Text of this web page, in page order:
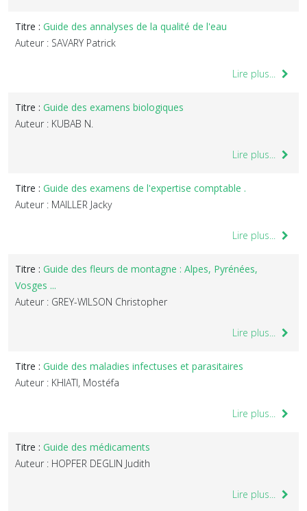
Titre : Guide des annalyses de la qualité de l'eau
Auteur : SAVARY Patrick
Lire plus...
Titre : Guide des examens biologiques
Auteur : KUBAB N.
Lire plus...
Titre : Guide des examens de l'expertise comptable .
Auteur : MAILLER Jacky
Lire plus...
Titre : Guide des fleurs de montagne : Alpes, Pyrénées,
Vosges ...
Auteur : GREY-WILSON Christopher
Lire plus...
Titre : Guide des maladies infectuses et parasitaires
Auteur : KHIATI, Mostéfa
Lire plus...
Titre : Guide des médicaments
Auteur : HOPFER DEGLIN Judith
Lire plus...